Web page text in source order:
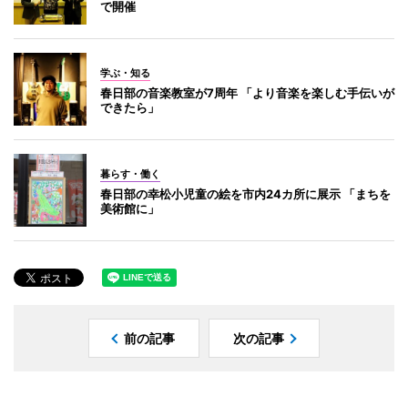
で開催
学ぶ・知る
春日部の音楽教室が7周年 「より音楽を楽しむ手伝いが
できたら」
暮らす・働く
春日部の幸松小児童の絵を市内24カ所に展示 「まちを
美術館に」
前の記事 次の記事